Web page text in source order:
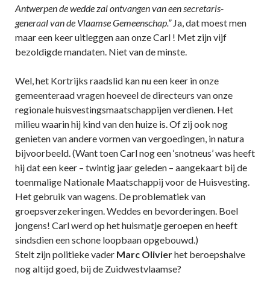
Antwerpen de wedde zal ontvangen van een secretaris-
generaal van de Vlaamse Gemeenschap.”Ja, dat moest men
maar een keer uitleggen aan onze Carl ! Met zijn vijf
bezoldigde mandaten. Niet van de minste.
Wel, het Kortrijks raadslid kan nu een keer in onze
gemeenteraad vragen hoeveel de directeurs van onze
regionale huisvestingsmaatschappijen verdienen. Het
milieu waarin hij kind van den huize is. Of zij ook nog
genieten van andere vormen van vergoedingen, in natura
bijvoorbeeld. (Want toen Carl nog een ‘snotneus’ was heeft
hij dat een keer – twintig jaar geleden – aangekaart bij de
toenmalige Nationale Maatschappij voor de Huisvesting.
Het gebruik van wagens. De problematiek van
groepsverzekeringen. Weddes en bevorderingen. Boel
jongens! Carl werd op het huismatje geroepen en heeft
sindsdien een schone loopbaan opgebouwd.)
Stelt zijn politieke vader Marc Olivierhet beroepshalve
nog altijd goed, bij de Zuidwestvlaamse?